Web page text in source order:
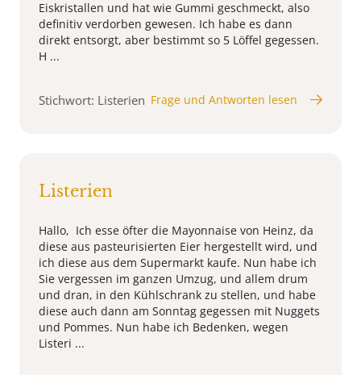
Eiskristallen und hat wie Gummi geschmeckt, also
definitiv verdorben gewesen. Ich habe es dann
direkt entsorgt, aber bestimmt so 5 Löffel gegessen.
H ...
Stichwort: Listerien Frage und Antworten lesen
Listerien
Hallo, Ich esse öfter die Mayonnaise von Heinz, da
diese aus pasteurisierten Eier hergestellt wird, und
ich diese aus dem Supermarkt kaufe. Nun habe ich
Sie vergessen im ganzen Umzug, und allem drum
und dran, in den Kühlschrank zu stellen, und habe
diese auch dann am Sonntag gegessen mit Nuggets
und Pommes. Nun habe ich Bedenken, wegen
Listeri ...